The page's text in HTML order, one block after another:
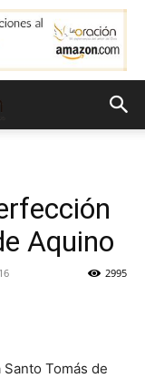
Aquino
2995
Tomás de